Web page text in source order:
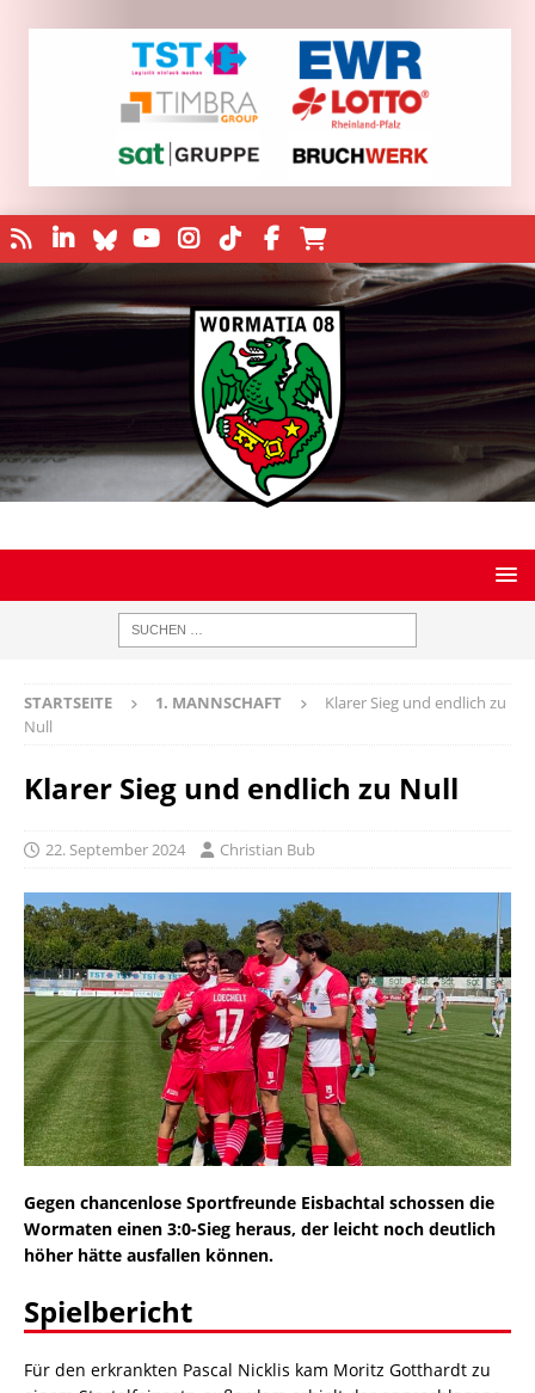
STARTSEITE 1. MANNSCHAFT
Klarer Sieg und endlich zu
Null
Klarer Sieg und endlich zu Null
22. September 2024 Christian Bub
Gegen chancenlose Sportfreunde Eisbachtal schossen die
Wormaten einen 3:0-Sieg heraus, der leicht noch deutlich
höher hätte ausfallen können.
Spielbericht
Für den erkrankten Pascal Nicklis kam Moritz Gotthardt zu